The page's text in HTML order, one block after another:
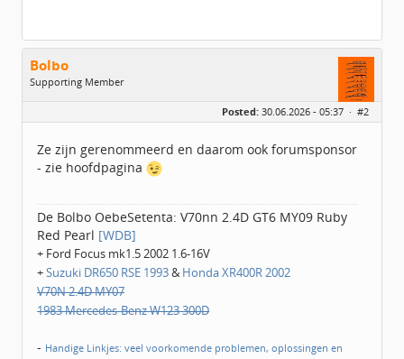
Bolbo
Supporting Member
Berichten:
4850
Posted: 30.06.2026 - 05:37 · #2
Ze zijn gerenommeerd en daarom ook forumsponsor
- zie hoofdpagina
De Bolbo OebeSetenta: V70nn 2.4D GT6 MY09 Ruby
Red Pearl [WDB]
+ Ford Focus mk1.5 2002 1.6-16V
+Suzuki DR650 RSE 1993&Honda XR400R 2002
V70N 2.4D MY07
1983 Mercedes-Benz W123 300D
- Handige Linkjes: veel voorkomende problemen, oplossingen en